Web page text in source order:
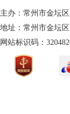
主办：常州市金坛
地址：常州市金坛
网站标识码：